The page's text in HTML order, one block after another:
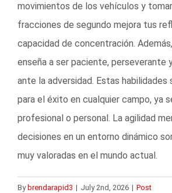
movimientos de los vehículos y
fracciones de segundo mejora tus
capacidad de concentración.
enseña a ser paciente, perseverante
ante la adversidad. Estas habilidades
para el éxito en cualquier campo, ya
profesional o personal. La agilidad
decisiones en un entorno dinámico
muy valoradas en el mundo actual.
By brendarapid3 | July 2nd, 2026 | Post